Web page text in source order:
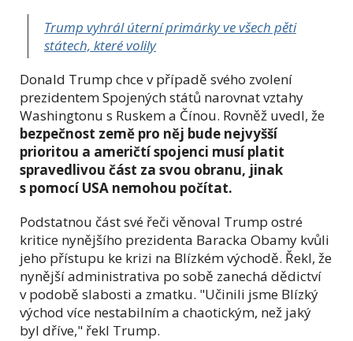
Trump vyhrál úterní primárky ve všech pěti
státech, které volily
Donald Trump chce v případě svého zvolení
prezidentem Spojených států narovnat vztahy
Washingtonu s Ruskem a Čínou. Rovněž uvedl, že
bezpečnost země pro něj bude nejvyšší
prioritou a američtí spojenci musí platit
spravedlivou část za svou obranu, jinak
s pomocí USA nemohou počítat.
Podstatnou část své řeči věnoval Trump ostré
kritice nynějšího prezidenta Baracka Obamy kvůli
jeho přístupu ke krizi na Blízkém východě. Řekl, že
nynější administrativa po sobě zanechá dědictví
v podobě slabosti a zmatku. "Učinili jsme Blízký
východ více nestabilním a chaotickým, než jaký
byl dříve," řekl Trump.